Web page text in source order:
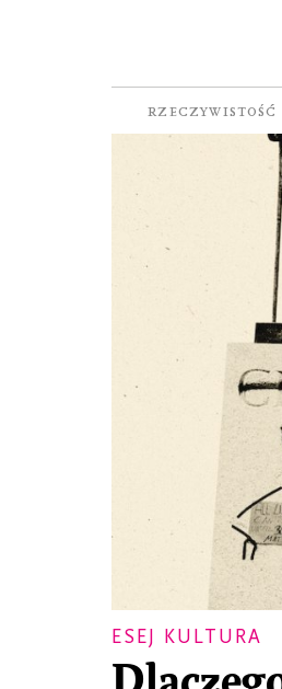
RZECZYWISTOŚĆ
ESEJ KULTURA